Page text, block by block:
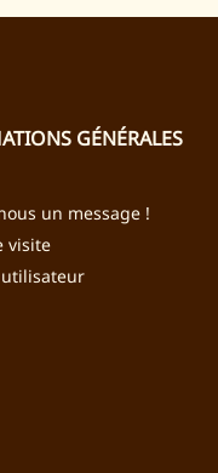
GÉNÉRALES
un message !
visite